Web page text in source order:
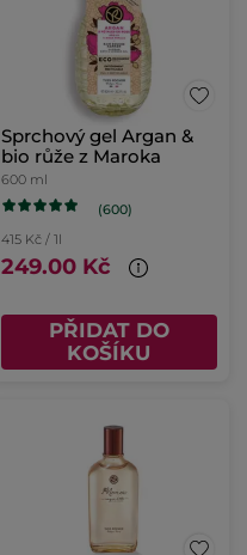
Sprchový gel Argan &
bio růže z Maroka
600 ml
(600)
415 Kč / 1l
249.00 Kč
PŘIDAT DO
KOŠÍKU